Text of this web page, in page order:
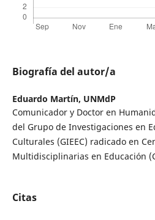
Biografía del autor/a
Eduardo Martín, UNMdP
Comunicador y Doctor en
del Grupo de Investigaciones en
Culturales (GIEEC) radicado en
Multidisciplinarias en Educación
Citas